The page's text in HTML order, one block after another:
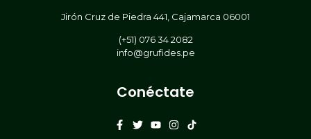
Jirón Cruz de Piedra 441, Cajamarca 06001
(+51) 076 34 2082
info@grufides.pe
Conéctate